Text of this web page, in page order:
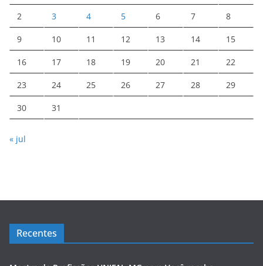
2 3 4 5 6 7 8
9 10 11 12 13 14 15
16 17 18 19 20 21 22
23 24 25 26 27 28 29
30 31
« jul
Recentes